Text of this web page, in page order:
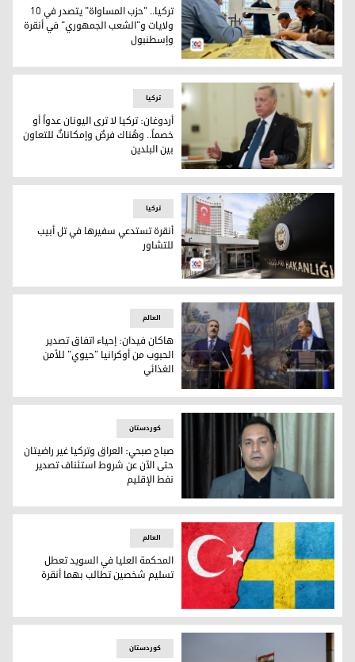
الانتخابات البلدية في تركيا
تركيا.. "حزب المساواة" يتصدر في 10
ولايات و"الشعب الجمهوري" في أنقرة
وإسطنبول
الرئيس التركي رجب طيب أردوغان
ترکیا
أردوغان: تركيا لا ترى اليونان عدواً أو
خصماً.. وهُناك فرصٌ وإمكاناتٌ للتعاون
بين البلدين
مبنى وزارة الخارجية التركية
ترکیا
أنقرة تستدعي سفيرها في تل أبيب
للتشاور
على يمين الصورة وزير الخارجية الروسي سيرغي لافروق وعلى
العالم
هاكان فيدان: إحياء اتفاق تصدير
الحبوب من أوكرانيا "حيوي" للأمن
الغذائي
العضو في مجلس النواب العراقي صباح صبحي
کوردستان
صباح صبحي: العراق وتركيا غير راضيتان
حتى الآن عن شروط استئناف تصدير
نفط الإقليم
المحكمة العليا في السويد تعطل تسليم شخصين تطالب بهما
العالم
المحكمة العليا في السويد تعطل
تسليم شخصين تطالب بهما أنقرة
کوردستان